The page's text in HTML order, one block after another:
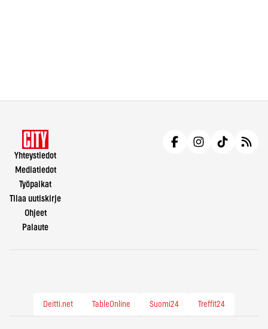
Yhteystiedot
Mediatiedot
Työpaikat
Tilaa uutiskirje
Ohjeet
Palaute
Deitti.net TableOnline Suomi24 Treffit24